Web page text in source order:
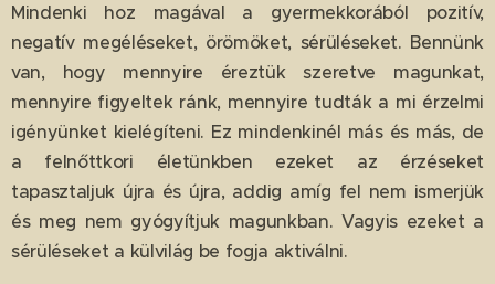
Mindenki hoz magával a gyermekkorából pozitív,
negatív megéléseket, örömöket, sérüléseket. Bennünk
van, hogy mennyire éreztük szeretve magunkat,
mennyire figyeltek ránk, mennyire tudták a mi érzelmi
igényünket kielégíteni. Ez mindenkinél más és más, de
a felnőttkori életünkben ezeket az érzéseket
tapasztaljuk újra és újra, addig amíg fel nem ismerjük
és meg nem gyógyítjuk magunkban. Vagyis ezeket a
sérüléseket a külvilág be fogja aktiválni.